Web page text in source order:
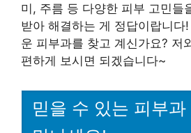
미, 주름 등 다양한 피부 고민들
받아 해결하는 게 정답이랍니다
운 피부과를 찾고 계신가요? 저
편하게 보시면 되겠습니다~
믿을 수 있는 피부